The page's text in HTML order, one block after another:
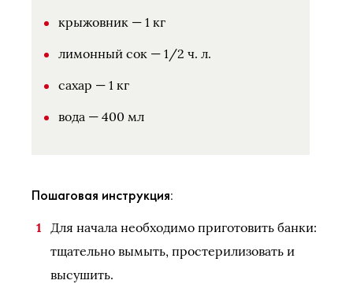
крыжовник — 1 кг
лимонный сок — 1/2 ч. л.
сахар — 1 кг
вода — 400 мл
Пошаговая инструкция:
Для начала необходимо приготовить банки:
тщательно вымыть, простерилизовать и
высушить.